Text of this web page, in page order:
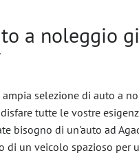
a noleggio
selezione di auto a
tutte le vostre
bisogno di un'auto ad
di un veicolo spazioso per